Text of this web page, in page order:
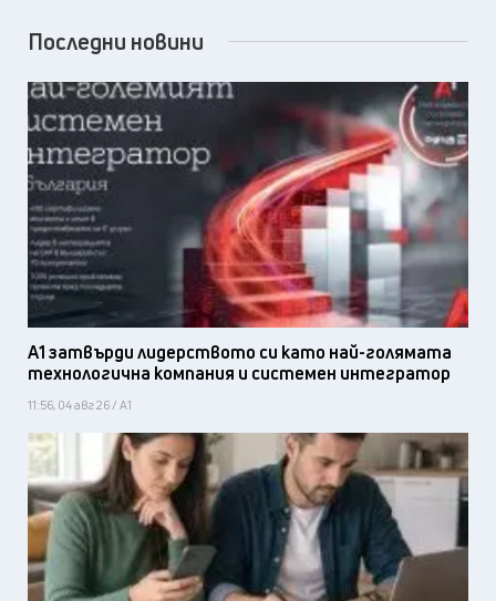
Последни новини
А1 затвърди лидерството си като най-голямата
технологична компания и системен интегратор
11:56, 04 авг 26 / А1